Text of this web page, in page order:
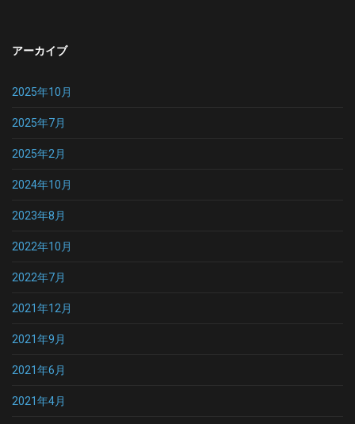
アーカイブ
2025年10月
2025年7月
2025年2月
2024年10月
2023年8月
2022年10月
2022年7月
2021年12月
2021年9月
2021年6月
2021年4月